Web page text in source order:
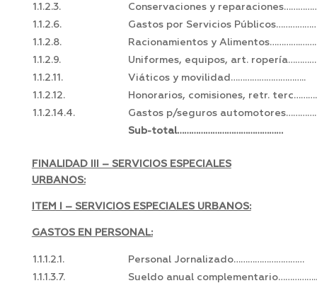
1.1.2.3.
Conservaciones y
1.1.2.6.
Gastos por Servicios
1.1.2.8.
Racionamientos y
1.1.2.9.
Uniformes, equipos, art.
1.1.2.11.
Viáticos y movilidad…………………………..
1.1.2.12.
Honorarios, comisiones, retr.
1.1.2.14.4.
Gastos p/seguros
Sub-total………………………………………
FINALIDAD III – SERVICIOS ESPECIALES
URBANOS:
ITEM I – SERVICIOS ESPECIALES URBANOS:
GASTOS EN PERSONAL:
1.1.1.2.1.
Personal Jornalizado…………………………
1.1.1.3.7.
Sueldo anual complementario……………..